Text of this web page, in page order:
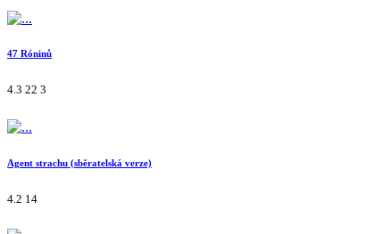
47 Róninů
4.3 22 3
Agent strachu (sběratelská verze)
4.2 14